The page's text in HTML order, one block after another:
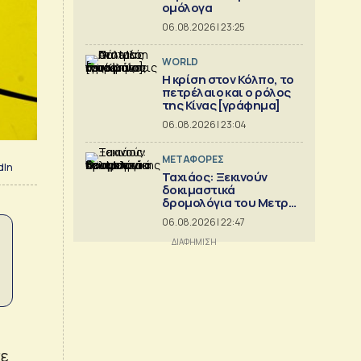
ομόλογα
06.08.2026 | 23:25
WORLD
Η κρίση στoν Κόλπο, το
πετρέλαιο και ο ρόλος
της Κίνας [γράφημα]
06.08.2026 | 23:04
ΜΕΤΑΦΟΡΕΣ
Ταχιάος: Ξεκινούν
δοκιμαστικά
δρομολόγια του Μετρό
Θεσσαλονίκης προς
Καλαμαριά
06.08.2026 | 22:47